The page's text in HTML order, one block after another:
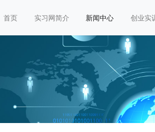
首页 实习网简介 新闻中心 创业实